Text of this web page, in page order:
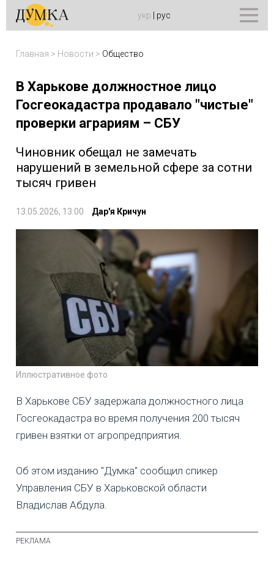
укр рус
Главная > Новости > Общество
В Харькове должностное лицо
Госгеокадастра продавало "чистые"
проверки аграриям – СБУ
Чиновник обещал не замечать
нарушений в земельной сфере за сотни
тысяч гривен
13.05.2026, 13:00 Дар'я Кричун
Иллюстративное фото
В Харькове СБУ задержала должностного лица
Госгеокадастра во время получения 200 тысяч
гривен взятки от агропредприятия.
Об этом изданию "Думка" сообщил спикер
Управления СБУ в Харьковской области
Владислав Абдула.